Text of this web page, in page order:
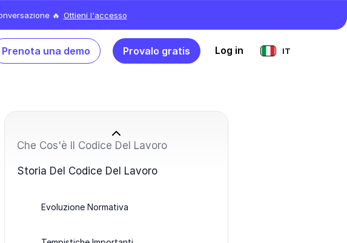
🔥 Ottieni l'accesso
Prenota una demo Provalo gratis Log in IT
Che Cos'è Il Codice Del Lavoro
Storia Del Codice Del Lavoro
Evoluzione Normativa